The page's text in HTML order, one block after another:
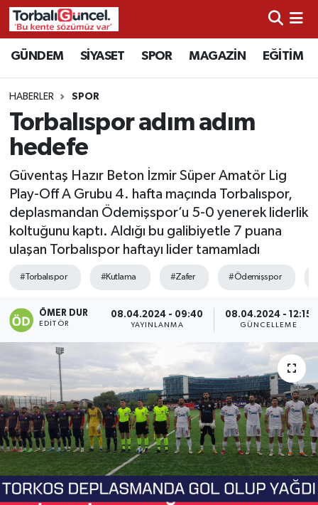
GÜNDEM SİYASET SPOR MAGAZİN EĞİTİM
HABERLER SPOR
Torbalıspor adım adım
hedefe
Güventaş Hazır Beton İzmir Süper Amatör Lig
Play-Off A Grubu 4. hafta maçında Torbalıspor,
deplasmandan Ödemişspor’u 5-0 yenerek liderlik
koltuğunu kaptı. Aldığı bu galibiyetle 7 puana
ulaşan Torbalıspor haftayı lider tamamladı
#Torbalıspor #Kutlama #Zafer #Ödemişspor
ÖMER DUR
EDITÖR
08.04.2024 - 09:40
YAYINLANMA
08.04.2024 - 12:15
GÜNCELLEME
İzmir Nöbetçi Eczaneler
İzmir Hava Durumu
İzmir Namaz Vakitleri
Süper Lig Puan Durumu ve Fikstür
Tüm Manşetler
Son Dakika Haberleri
Haber Arşivi